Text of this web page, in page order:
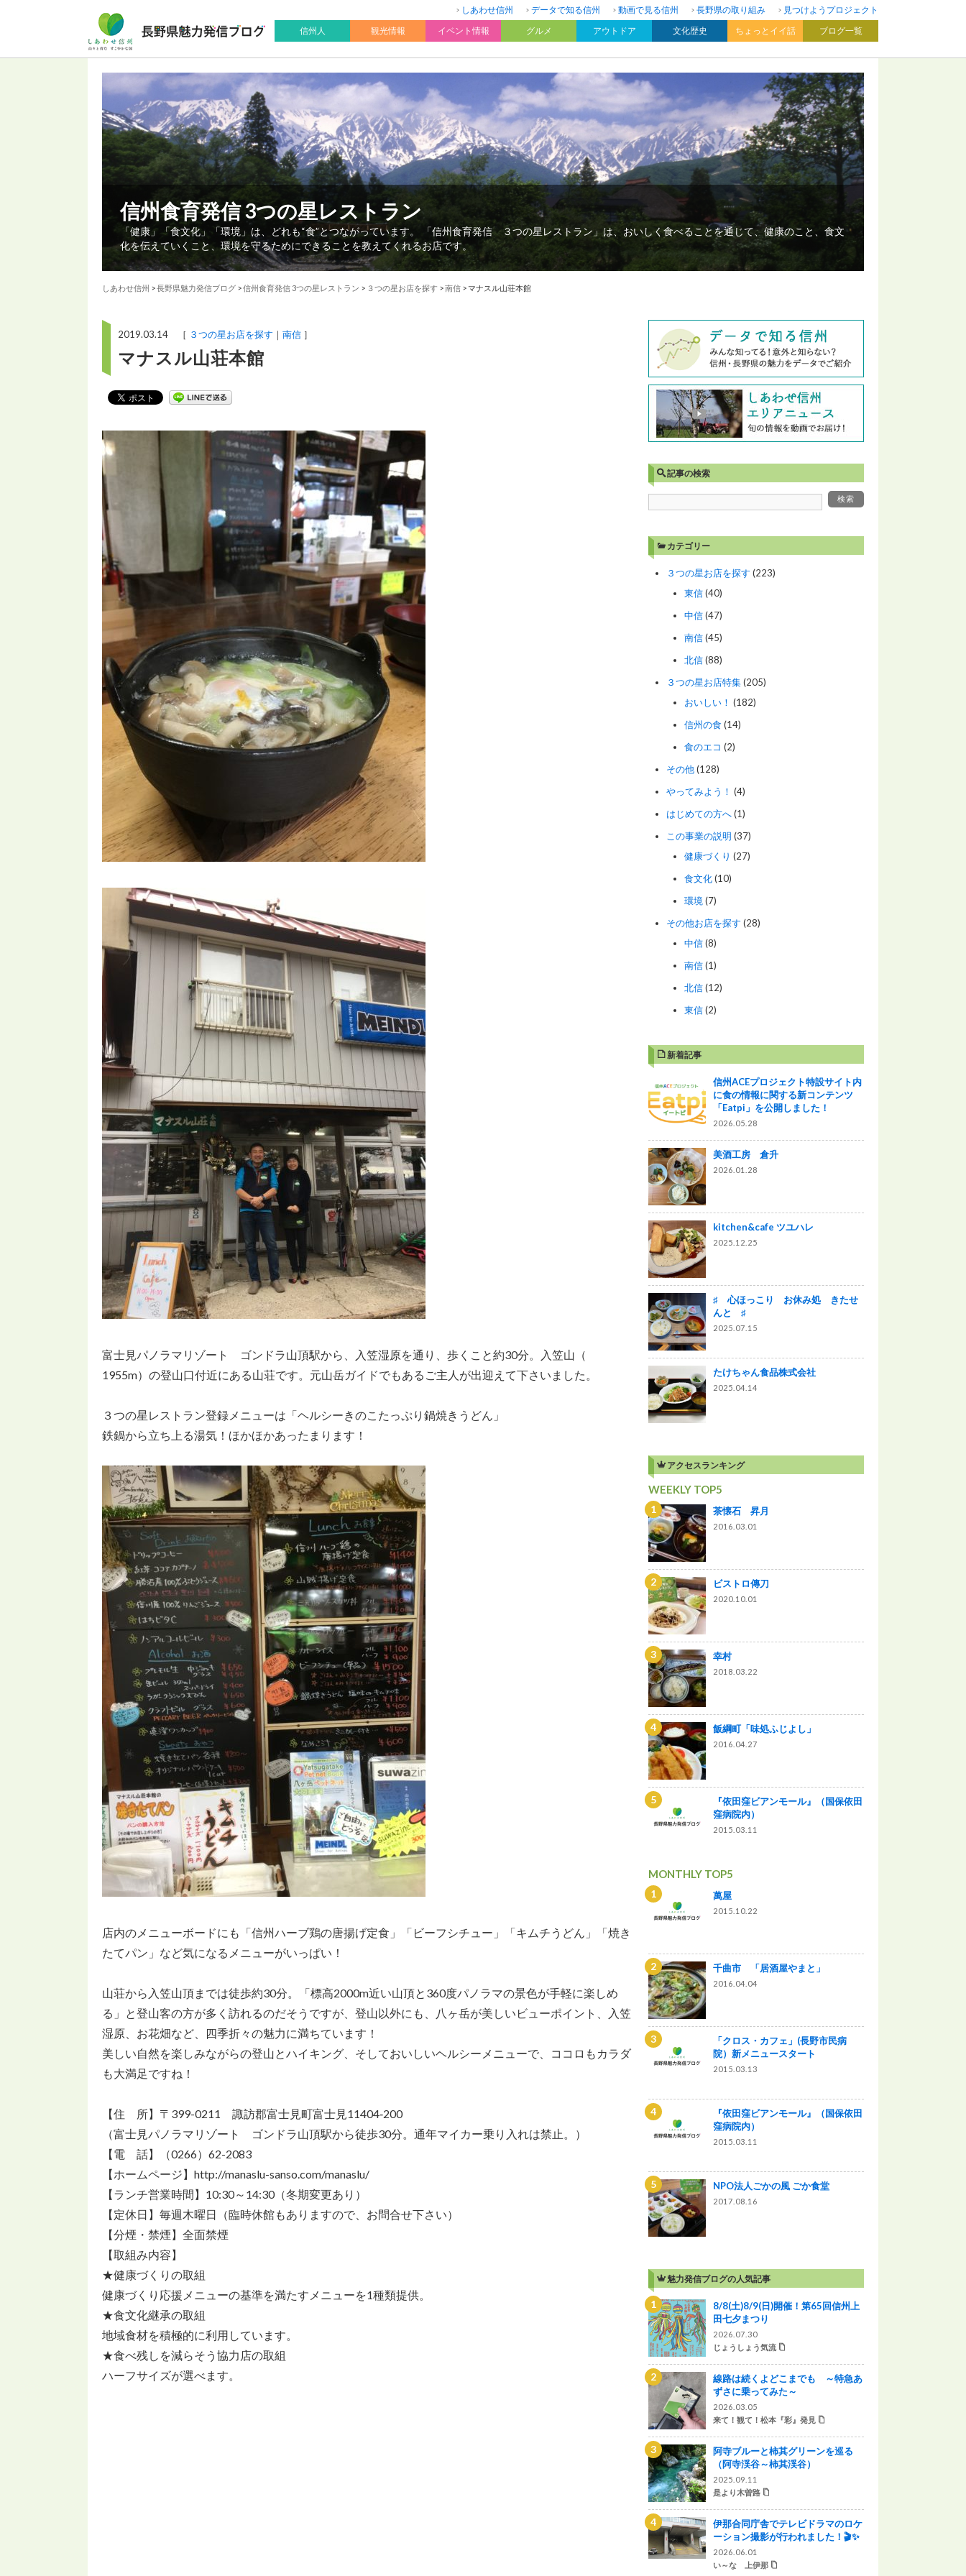
しあわせ信州 データで知る信州 動画で見る信州 長野県の取り組み
見つけようプロジェクト
信州人
観光情報 イベント情報 グルメ アウトドア 文化歴史 ちょっとイイ話 ブログ一覧
信州食育発信 3つの星レストラン
「健康」「食文化」「環境」は、どれも“食”とつながっています。 「信州食育発信 ３つの星レストラン」は、おいしく食べることを通じて、健康のこと、食文
化を伝えていくこと、環境を守るためにできることを教えてくれるお店です。
しあわせ信州 >長野県魅力発信ブログ >信州食育発信 3つの星レストラン > ３つの星お店を探す >南信 > マナスル山荘本館
2019.03.14 ［ ３つの星お店を探す 南信 ］
マナスル山荘本館
富士見パノラマリゾート ゴンドラ山頂駅から、入笠湿原を通り、歩くこと約30分。入笠山（
1955m）の登山口付近にある山荘です。元山岳ガイドでもあるご主人が出迎えて下さいました。
３つの星レストラン登録メニューは「ヘルシーきのこたっぷり鍋焼きうどん」
鉄鍋から立ち上る湯気！ほかほかあったまります！
店内のメニューボードにも「信州ハーブ鶏の唐揚げ定食」「ビーフシチュー」「キムチうどん」「焼き
たてパン」など気になるメニューがいっぱい！
山荘から入笠山頂までは徒歩約30分。「標高2000m近い山頂と360度パノラマの景色が手軽に楽しめ
る」と登山客の方が多く訪れるのだそうですが、登山以外にも、八ヶ岳が美しいビューポイント、入笠
湿原、お花畑など、四季折々の魅力に満ちています！
美しい自然を楽しみながらの登山とハイキング、そしておいしいヘルシーメニューで、ココロもカラダ
も大満足ですね！
【住 所】〒399-0211 諏訪郡富士見町富士見11404‐200
（富士見パノラマリゾート ゴンドラ山頂駅から徒歩30分。通年マイカー乗り入れは禁止。）
【電 話】（0266）62-2083
【ホームページ】http://manaslu-sanso.com/manaslu/
【ランチ営業時間】10:30～14:30（冬期変更あり）
【定休日】毎週木曜日（臨時休館もありますので、お問合せ下さい）
【分煙・禁煙】全面禁煙
【取組み内容】
★健康づくりの取組
健康づくり応援メニューの基準を満たすメニューを1種類提供。
★食文化継承の取組
地域食材を積極的に利用しています。
★食べ残しを減らそう協力店の取組
ハーフサイズが選べます。
記事の検索
カテゴリー
３つの星お店を探す (223)
東信(40)
中信(47)
南信(45)
北信(88)
３つの星お店特集(205)
おいしい！ (182)
信州の食(14)
食のエコ (2)
その他(128)
やってみよう！ (4)
はじめての方へ(1)
この事業の説明 (37)
健康づくり (27)
食文化(10)
環境 (7)
その他お店を探す (28)
中信(8)
南信(1)
北信(12)
東信(2)
新着記事
信州ACEプロジェクト特設サイト内
に食の情報に関する新コンテンツ
「Eatpi」を公開しました！
2026.05.28
美酒工房 倉升
2026.01.28
kitchen&cafe ツユハレ
2025.12.25
♯ 心ほっこり お休み処 きたせ
んと ♯
2025.07.15
たけちゃん食品株式会社
2025.04.14
アクセスランキング
WEEKLY TOP5
茶懐石 昇月
2016.03.01
ビストロ傳刀
2020.10.01
幸村
2018.03.22
飯綱町「味処ふじよし」
2016.04.27
『依田窪ビアンモール』（国保依田
窪病院内）
2015.03.11
MONTHLY TOP5
萬屋
2015.10.22
千曲市 「居酒屋やまと」
2016.04.04
「クロス・カフェ」(長野市民病
院）新メニュースタート
2015.03.13
『依田窪ビアンモール』（国保依田
窪病院内）
2015.03.11
NPO法人ごかの風 ごか食堂
2017.08.16
魅力発信ブログの人気記事
8/8(土)8/9(日)開催！第65回信州上
田七夕まつり
2026.07.30
じょうしょう気流
線路は続くよどこまでも ～特急あ
ずさに乗ってみた～
2026.03.05
来て！観て！松本『彩』発見
阿寺ブルーと柿其グリーンを巡る
（阿寺渓谷～柿其渓谷）
2025.09.11
是より木曽路
伊那合同庁舎でテレビドラマのロケ
ーション撮影が行われました！🎬✨
2026.06.01
い～な 上伊那